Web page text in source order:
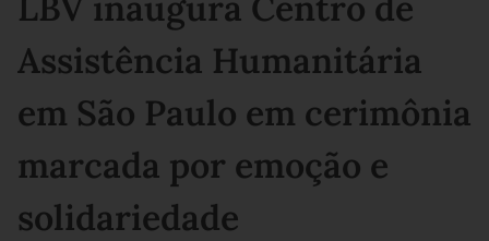
Assistência Humanitária
em São Paulo em cerimônia
marcada por emoção e
solidariedade